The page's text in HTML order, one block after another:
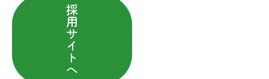
採
用
サ
イ
ト
へ